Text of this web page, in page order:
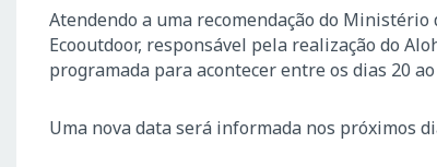
Atendendo a uma recomendação do
Ecooutdoor, responsável pela realização do
programada para acontecer entre os dias 20 ao
Uma nova data será informada nos próximos